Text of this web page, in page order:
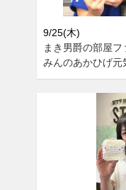
9/25(木)
まき男爵の部屋
みんのあかひげ